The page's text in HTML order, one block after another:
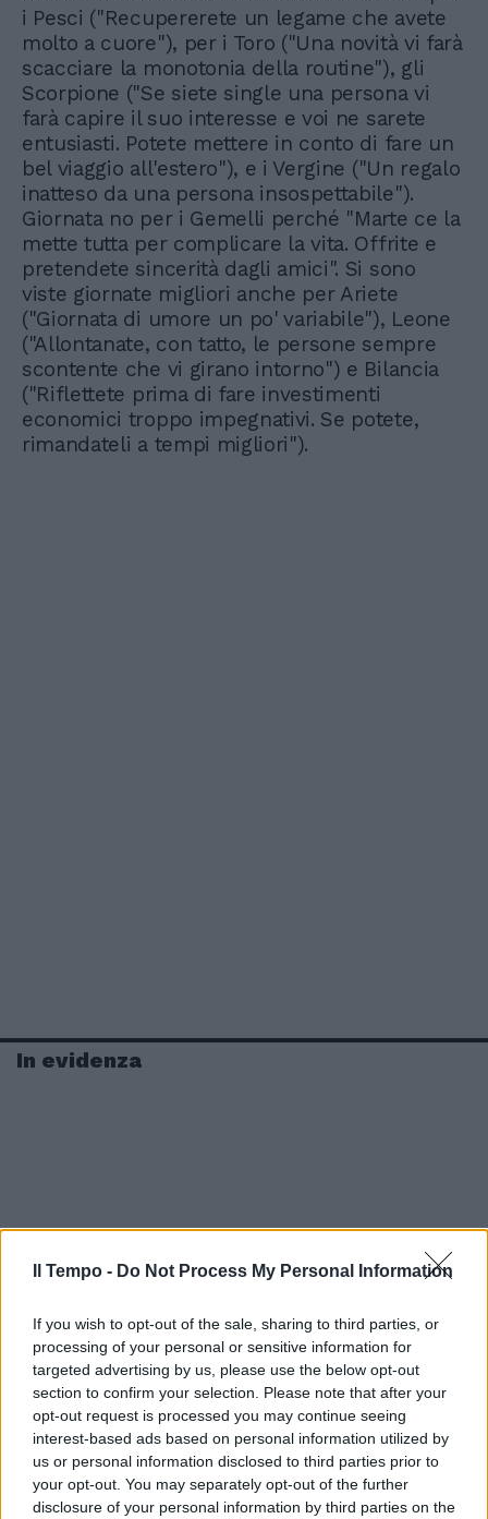
Il Tempo - Do Not Process My Personal Information
If you wish to opt-out of the sale, sharing to third parties, or
processing of your personal or sensitive information for
targeted advertising by us, please use the below opt-out
section to confirm your selection. Please note that after your
opt-out request is processed you may continue seeing
interest-based ads based on personal information utilized by
us or personal information disclosed to third parties prior to
your opt-out. You may separately opt-out of the further
disclosure of your personal information by third parties on the
i Pesci ("Recupererete un legame che avete
molto a cuore"), per i Toro ("Una novità vi farà
scacciare la monotonia della routine"), gli
Scorpione ("Se siete single una persona vi
farà capire il suo interesse e voi ne sarete
entusiasti. Potete mettere in conto di fare un
bel viaggio all'estero"), e i Vergine ("Un regalo
inatteso da una persona insospettabile").
Giornata no per i Gemelli perché "Marte ce la
mette tutta per complicare la vita. Offrite e
pretendete sincerità dagli amici". Si sono
viste giornate migliori anche per Ariete
("Giornata di umore un po' variabile"), Leone
("Allontanate, con tatto, le persone sempre
scontente che vi girano intorno") e Bilancia
("Riflettete prima di fare investimenti
economici troppo impegnativi. Se potete,
rimandateli a tempi migliori").
In evidenza